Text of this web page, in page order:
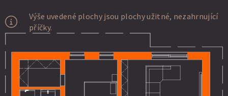
Výše uvedené plochy jsou plochy užitné, nezahrnující
příčky.